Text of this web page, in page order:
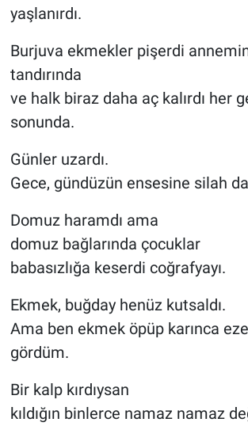
yaşlanırdı.
Burjuva ekmekler pişerdi
tandırında
ve halk biraz daha aç kalırdı her
sonunda.
Günler uzardı.
Gece, gündüzün ensesine silah
Domuz haramdı ama
domuz bağlarında çocuklar
babasızlığa keserdi coğrafyayı.
Ekmek, buğday henüz kutsaldı.
Ama ben ekmek öpüp karınca
gördüm.
Bir kalp kırdıysan
kıldığın binlerce namaz namaz